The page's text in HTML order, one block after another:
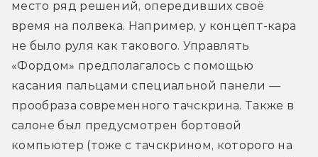
место ряд решений, опередивших своё
время на полвека. Например, у концепт-кара
не было руля как такового. Управлять
«Фордом» предполагалось с помощью
касания пальцами специальной панели —
прообраза современного тачскрина. Также в
салоне был предусмотрен бортовой
компьютер (тоже с тачскрином, которого на